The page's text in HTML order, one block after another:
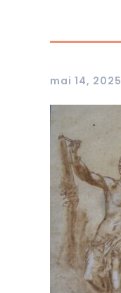
mai 14, 2025